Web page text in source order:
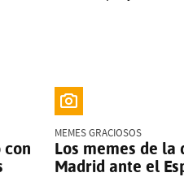
con
MEMES GRACIOSOS
Los memes de
Madrid ante el